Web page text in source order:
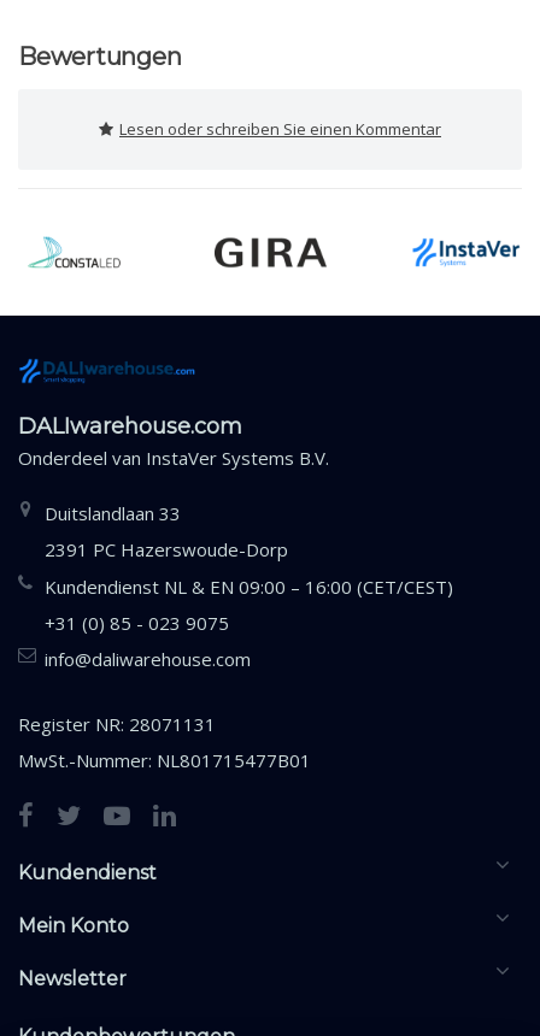
Bewertungen
Lesen oder schreiben Sie einen Kommentar
DALIwarehouse.com
Onderdeel van InstaVer Systems B.V.
Duitslandlaan 33
2391 PC Hazerswoude-Dorp
Kundendienst NL & EN 09:00 – 16:00 (CET/CEST)
+31 (0) 85 - 023 9075
info@daliwarehouse.com
Register NR: 28071131
MwSt.-Nummer: NL801715477B01
Kundendienst
Mein Konto
Newsletter